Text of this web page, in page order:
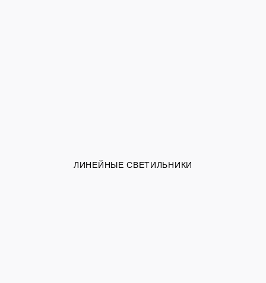
ЛИНЕЙНЫЕ СВЕТИЛЬНИКИ